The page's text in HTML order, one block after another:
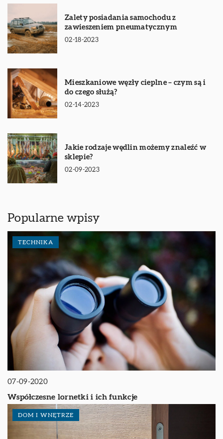
Zalety posiadania samochodu z
zawieszeniem pneumatycznym
02-18-2023
Mieszkaniowe węzły cieplne – czym są i
do czego służą?
02-14-2023
Jakie rodzaje wędlin możemy znaleźć w
sklepie?
02-09-2023
Popularne wpisy
TECHNIKA
07-09-2020
Współczesne lornetki i ich funkcje
DOM I WNĘTRZE